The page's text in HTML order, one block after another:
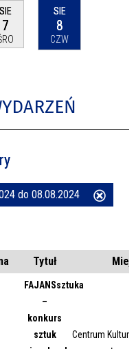
SIE
7
SIE
8
CZW
do 08.08.2024
Tytuł
FAJANSsztuka
–
konkurs
sztuk
Centrum Kultury